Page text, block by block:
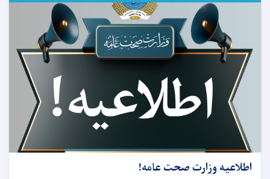
(ایگزیت)
رياست
عمومی
شورای
طبی
مربوط
وزارت
صحت
عامه!
اطلاعیه وزارت صحت عامه!